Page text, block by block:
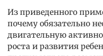
Из приведенного
почему обязательно
двигательную
роста и развития